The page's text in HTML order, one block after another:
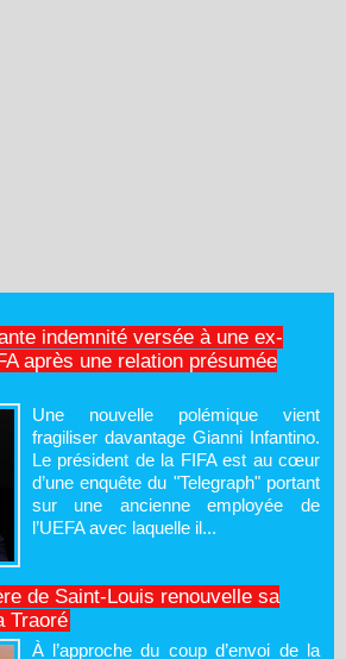
indemnité versée à une ex-
après une relation présumée
Une nouvelle polémique vient
fragiliser davantage Gianni Infantino.
Le président de la FIFA est au cœur
d’une enquête du "Telegraph" portant
sur une ancienne employée de
l’UEFA avec laquelle il...
de Saint-Louis renouvelle sa
Traoré
À l’approche du coup d’envoi de la